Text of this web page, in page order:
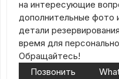
на интересующие
дополнительные фото
детали
время для
Обращайтесь!
Позвонить